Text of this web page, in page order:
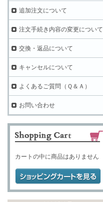
追加注文について
注文手続き内容の変更について
交換・返品について
キャンセルについて
よくあるご質問（Ｑ＆Ａ）
お問い合わせ
カートの中に商品はありません